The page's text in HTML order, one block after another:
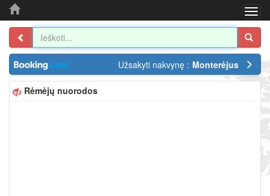
Užsakyti nakvynę : Monterėjus
Rėmėjų nuorodos